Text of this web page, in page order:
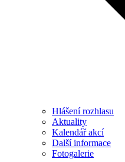
Hlášení rozhlasu
Aktuality
Kalendář akcí
Další informace
Fotogalerie